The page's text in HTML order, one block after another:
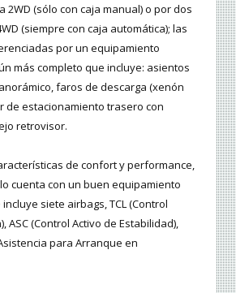
2WD (sólo con caja manual) o por dos
(siempre con caja automática); las
por un equipamiento
más completo que incluye: asientos
faros de descarga (xenón
de estacionamiento trasero con
retrovisor.
de confort y performance,
cuenta con un buen equipamiento
siete airbags, TCL (Control
ASC (Control Activo de Estabilidad),
para Arranque en